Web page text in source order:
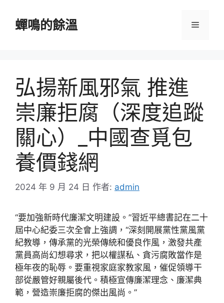
蟬鳴的餘溫 選
弘揚新風邪氣 推進
崇廉拒腐（深度追蹤
關心）_中國查覓包
養價錢網
2024 年 9 月 24 日 作者: admin
“要加強新時代廉潔文明建設。”習近平總書記在二十
屆中心紀委三次全會上強調，“深刻開展黨性黨風黨
紀教導，傳承黨的光榮傳統和優良作風，激發共產
黨員高尚幻想尋求，把以權謀私、貪污腐敗當作是
極年夜的恥辱。要重視家庭家教家風，催促領導干
部從嚴管好親屬後代。積極宣傳廉潔理念、廉潔典
範，營造崇廉拒腐的傑出風尚。”